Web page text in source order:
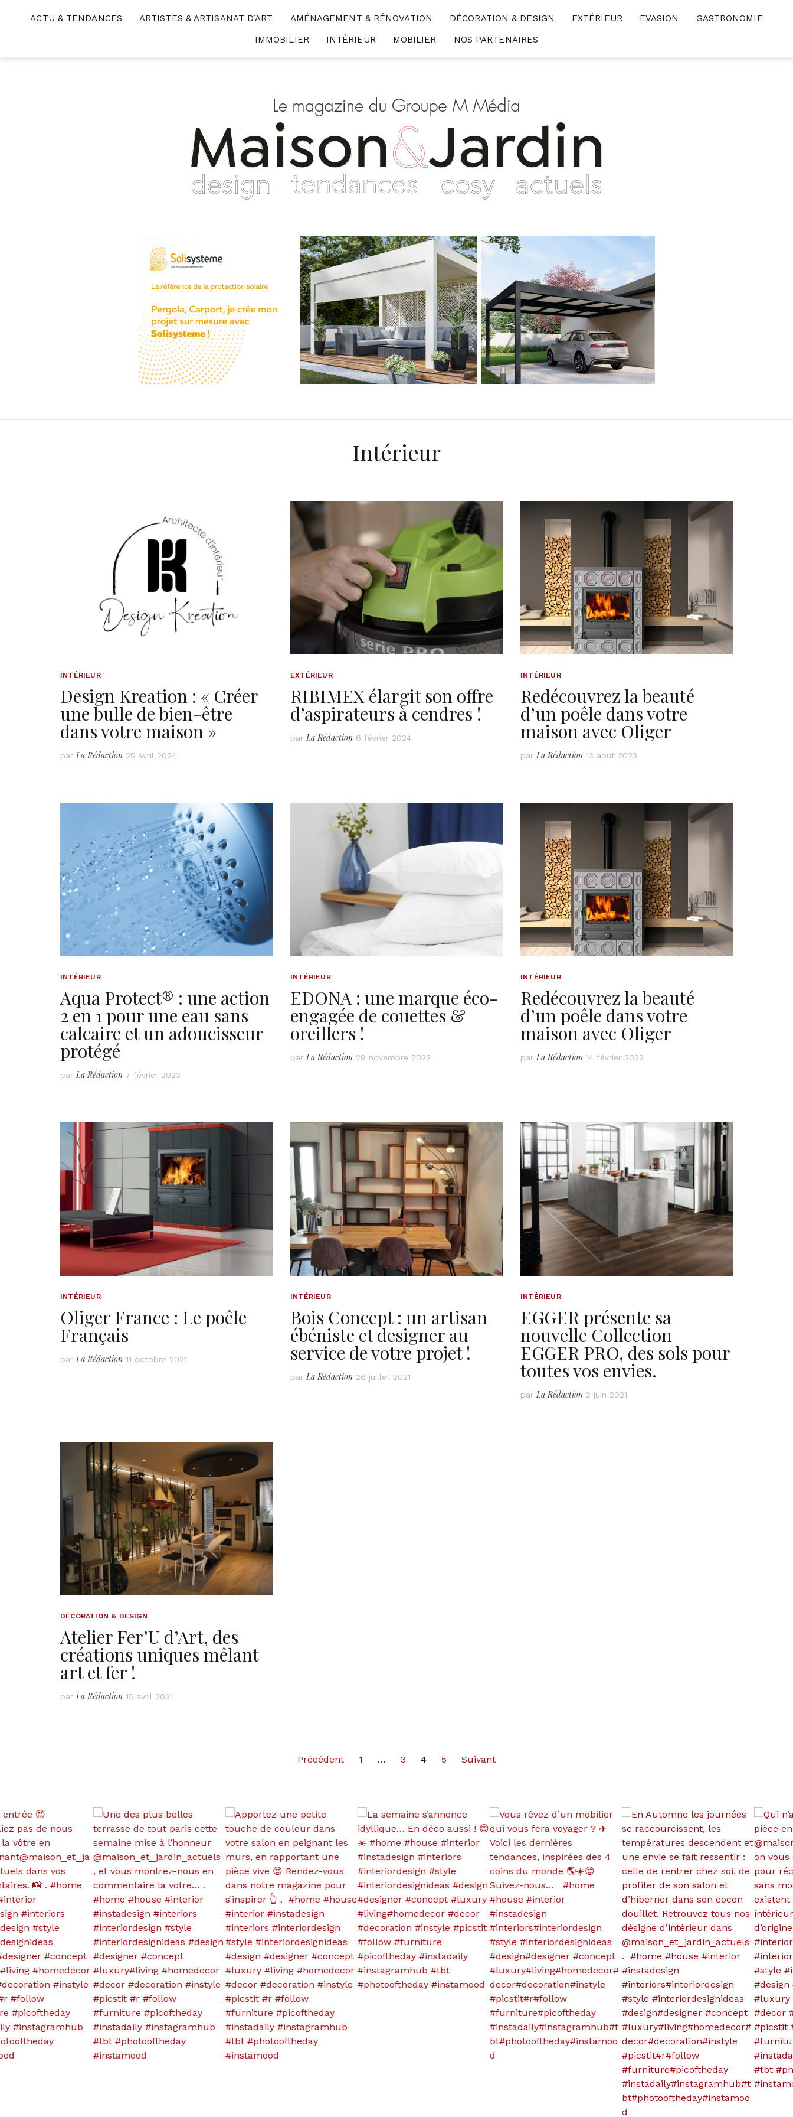
ACTU & TENDANCES ARTISTES & ARTISANAT D’ART AMÉNAGEMENT & RÉNOVATION DÉCORATION & DESIGN EXTÉRIEUR EVASION
GASTRONOMIE
IMMOBILIER
INTÉRIEUR MOBILIER NOS PARTENAIRES
Intérieur
INTÉRIEUR
Design Kreation : « Créer
une bulle de bien-être
dans votre maison »
par La Rédaction 25 avril 2024
EXTÉRIEUR
RIBIMEX élargit son offre
d’aspirateurs à cendres !
par La Rédaction 6 février 2024
INTÉRIEUR
Redécouvrez la beauté
d’un poêle dans votre
maison avec Oliger
par La Rédaction 13 août 2023
INTÉRIEUR
Aqua Protect® : une action
2 en 1 pour une eau sans
calcaire et un adoucisseur
protégé
par La Rédaction 7 février 2023
INTÉRIEUR
EDONA : une marque éco-
engagée de couettes &
oreillers !
par La Rédaction 29 novembre 2022
INTÉRIEUR
Redécouvrez la beauté
d’un poêle dans votre
maison avec Oliger
par La Rédaction 14 février 2022
INTÉRIEUR
Oliger France : Le poêle
Français
par La Rédaction 11 octobre 2021
INTÉRIEUR
Bois Concept : un artisan
ébéniste et designer au
service de votre projet !
par La Rédaction 26 juillet 2021
INTÉRIEUR
EGGER présente sa
nouvelle Collection
EGGER PRO, des sols pour
toutes vos envies.
par La Rédaction 2 juin 2021
DÉCORATION & DESIGN
Atelier Fer’U d’Art, des
créations uniques mêlant
art et fer !
par La Rédaction 15 avril 2021
publications
Précédent 1 … 3 4 5 Suivant